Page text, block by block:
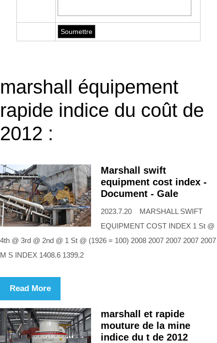
marshall équipement
rapide indice du coût de
2012 :
Marshall swift
equipment cost index -
Document - Gale
2023.7.20 MARSHALL SWIFT
EQUIPMENT COST INDEX 1 St @
4th @ 3rd @ 2nd @ 1 St @ (1926 = 100) 2008 2007 2007 2007 2007
M S INDEX 1408.6 1399.2
Read More
marshall et rapide
mouture de la mine
indice du t de 2012